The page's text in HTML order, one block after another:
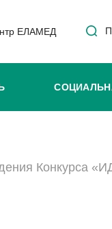
ЕЛАМЕД
Конкурса